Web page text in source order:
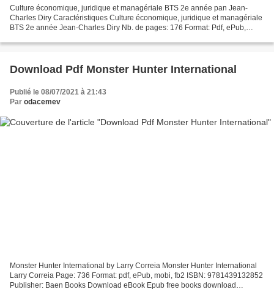
Culture économique, juridique et managériale BTS 2e année pan Jean-
Charles Diry Caractéristiques Culture économique, juridique et managériale
BTS 2e année Jean-Charles Diry Nb. de pages: 176 Format: Pdf, ePub,
Download Pdf Monster Hunter International
Publié le 08/07/2021 à 21:43
Par odacemev
Monster Hunter International by Larry Correia Monster Hunter International
Larry Correia Page: 736 Format: pdf, ePub, mobi, fb2 ISBN: 9781439132852
Publisher: Baen Books Download eBook Epub free books download